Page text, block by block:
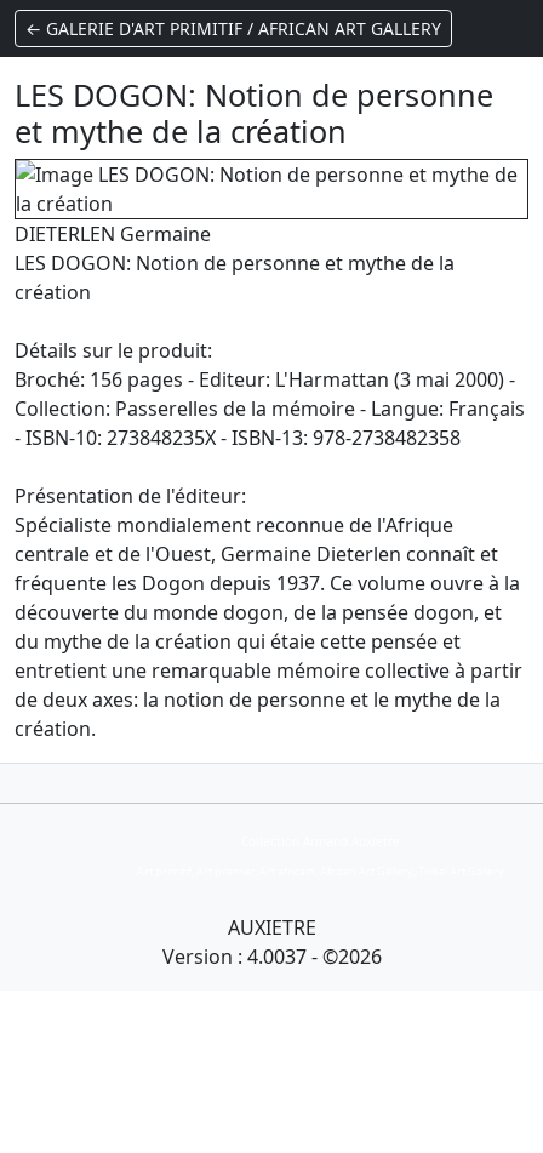
← GALERIE D'ART PRIMITIF / AFRICAN ART GALLERY
LES DOGON: Notion de personne
et mythe de la création
DIETERLEN Germaine
LES DOGON: Notion de personne et mythe de la
création
Détails sur le produit:
Broché: 156 pages - Editeur: L'Harmattan (3 mai 2000) -
Collection: Passerelles de la mémoire - Langue: Français
- ISBN-10: 273848235X - ISBN-13: 978-2738482358
Présentation de l'éditeur:
Spécialiste mondialement reconnue de l'Afrique
centrale et de l'Ouest, Germaine Dieterlen connaît et
fréquente les Dogon depuis 1937. Ce volume ouvre à la
découverte du monde dogon, de la pensée dogon, et
du mythe de la création qui étaie cette pensée et
entretient une remarquable mémoire collective à partir
de deux axes: la notion de personne et le mythe de la
création.
AUXIETRE
Version : 4.0037 - ©2026